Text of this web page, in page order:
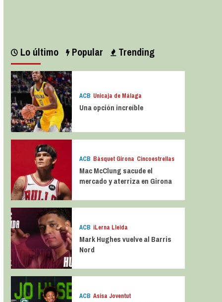
Lo último Popular Trending
ACB Unicaja de Málaga
Una opción increíble
ACB Bàsquet Girona Cincoestrellas
Mac McClung sacude el
mercado y aterriza en Girona
ACB iLerna Lleida
Mark Hughes vuelve al Barris
Nord
ACB Asisa Joventut